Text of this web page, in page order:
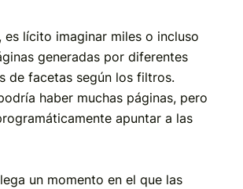
es lícito imaginar miles o incluso
generadas por diferentes
de facetas según los filtros.
haber muchas páginas, pero
apuntar a las
un momento en el que las